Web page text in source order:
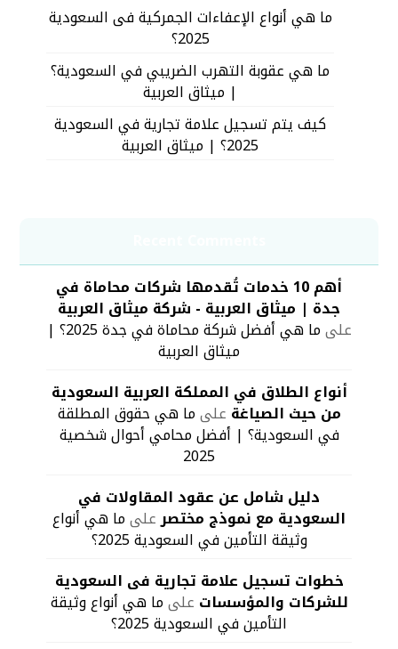
ما هي أنواع الإعفاءات الجمركية فى السعودية
2025؟
ما هي عقوبة التهرب الضريبي في السعودية؟
| ميثاق العربية
كيف يتم تسجيل علامة تجارية في السعودية
2025؟ | ميثاق العربية
أهم 10 خدمات تُقدمها شركات محاماة في
جدة | ميثاق العربية - شركة ميثاق العربية
على ما هي أفضل شركة محاماة في جدة 2025؟ |
ميثاق العربية
أنواع الطلاق في المملكة العربية السعودية
من حيث الصياغة علىما هي حقوق المطلقة
في السعودية؟ | أفضل محامي أحوال شخصية
2025
دليل شامل عن عقود المقاولات في
السعودية مع نموذج مختصرعلىما هي أنواع
وثيقة التأمين في السعودية 2025؟
خطوات تسجيل علامة تجارية فى السعودية
للشركات والمؤسسات علىما هي أنواع وثيقة
التأمين في السعودية 2025؟